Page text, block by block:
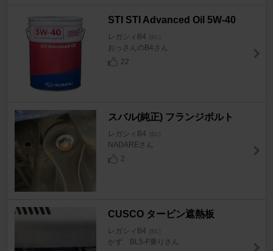
STI STI Advanced Oil 5W-40
レガシィB4 [BL]
おっさんのB4さん
22
スバル(純正) フランジボルト
レガシィB4 [BL]
NADAREさん
2
CUSCO タービン遮熱板
レガシィB4 [BL]
かず BL5-F乗りさん